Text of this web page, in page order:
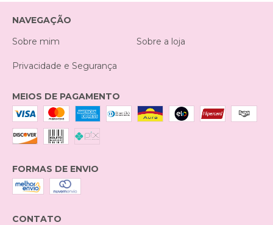
NAVEGAÇÃO
Sobre mim
Sobre a loja
Privacidade e Segurança
MEIOS DE PAGAMENTO
FORMAS DE ENVIO
CONTATO